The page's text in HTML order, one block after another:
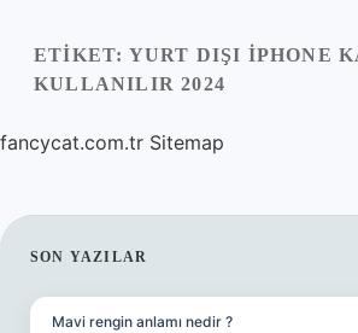
Yasal Uyarı
ETIKET: YURT DIŞI IPHONE
KULLANILIR 2024
fancycat.com.tr Sitemap
SIDEBAR
SON YAZILAR
Mavi rengin anlamı nedir ?